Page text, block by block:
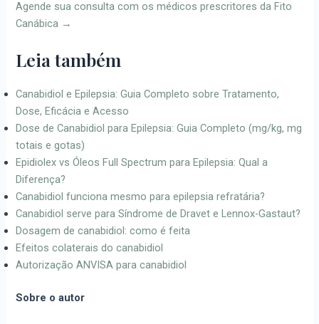
Agende sua consulta com os médicos prescritores da Fito
Canábica →
Leia também
Canabidiol e Epilepsia: Guia Completo sobre Tratamento,
Dose, Eficácia e Acesso
Dose de Canabidiol para Epilepsia: Guia Completo (mg/kg, mg
totais e gotas)
Epidiolex vs Óleos Full Spectrum para Epilepsia: Qual a
Diferença?
Canabidiol funciona mesmo para epilepsia refratária?
Canabidiol serve para Síndrome de Dravet e Lennox-Gastaut?
Dosagem de canabidiol: como é feita
Efeitos colaterais do canabidiol
Autorização ANVISA para canabidiol
Sobre o autor